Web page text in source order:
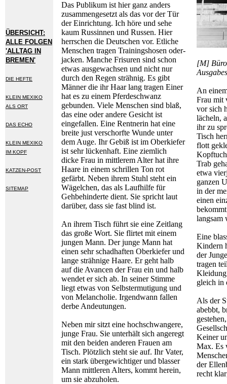
ÜBERSICHT:
ALLE FOLGEN
'ALLTAG IN
BREMEN'
DIE HEFTE
KLEIN MEXIKO
ALS ORT
DAS ECHO
KLEIN MEXIKO
IM KOPF
KATZEN-POST
SITEMAP
Das Publikum ist hier ganz anders
zusammengesetzt als das vor der Tür
der Einrichtung. Ich höre und sehe
kaum Russinnen und Russen. Hier
herrschen die Deutschen vor. Etliche
Menschen tragen Trainingshosen oder-
jacken. Manche Frisuren sind schon
etwas ausgewachsen und nicht nur
durch den Regen strähnig. Es gibt
Männer die ihr Haar lang tragen Einer
hat es zu einem Pferdeschwanz
gebunden. Viele Menschen sind blaß,
das eine oder andere Gesicht ist
eingefallen. Eine Rentnerin hat eine
breite just verschorfte Wunde unter
dem Auge. Ihr Gebiß ist im Oberkiefer
ist sehr lückenhaft. Eine ziemlich
dicke Frau in mittlerem Alter hat ihre
Haare in einem schrillen Ton rot
gefärbt. Neben ihrem Stuhl steht ein
Wägelchen, das als Laufhilfe für
Gehbehinderte dient. Sie spricht laut
darüber, dass sie fast blind ist.
An ihrem Tisch führt sie eine Zeitlang
das große Wort. Sie flirtet mit einem
jungen Mann. Der junge Mann hat
einen sehr schadhaften Oberkiefer und
lange strähnige Haare. Er geht halb
auf die Avancen der Frau ein und halb
wendet er sich ab. In seiner Stimme
liegt etwas von Selbstermutigung und
von Melancholie. Irgendwann fallen
derbe Andeutungen.
Neben mir sitzt eine hochschwangere,
junge Frau. Sie unterhält sich angeregt
mit den beiden anderen Frauen am
Tisch. Plötzlich steht sie auf. Ihr Vater,
ein stark übergewichtiger und blasser
Mann mittleren Alters, kommt herein,
um sie abzuholen.
[M]
An
Frau mit
vor sich
lächeln,
ihr zu
Tisch
flott
Trab
etwa
ganzen
in der
einen
langsam
Eine
Kindern
der
tragen
gleich in
Als der
abebbt,
Keiner
Max. Es
der
recht